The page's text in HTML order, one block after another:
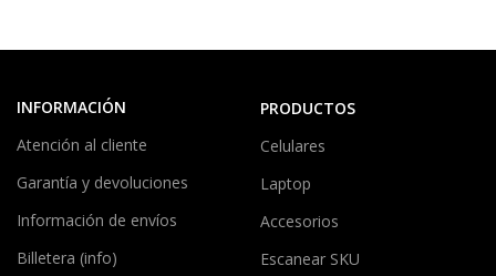
INFORMACIÓN
Atención al cliente
Garantía y devoluciones
Información de envíos
Billetera (info)
PRODUCTOS
Celulares
Laptop
Accesorios
Escanear SKU